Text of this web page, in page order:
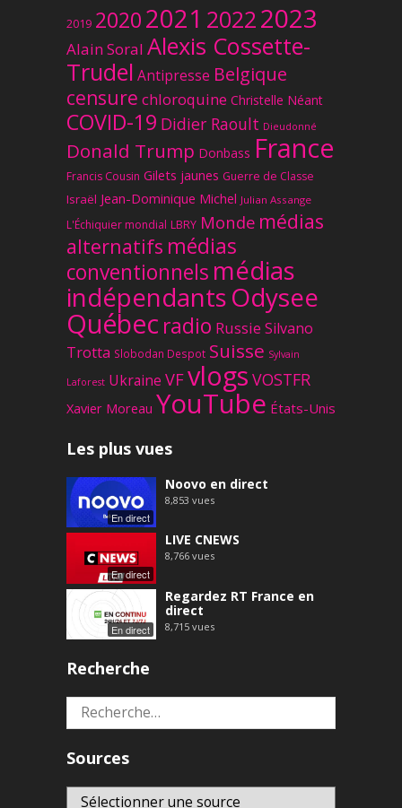
2019 20202021 20222023
Alain Soral Alexis Cossette-
Trudel Antipresse Belgique
censure chloroquine Christelle Néant
COVID-19 Didier Raoult Dieudonné
Donald Trump Donbass France
Francis Cousin Gilets jaunes Guerre de Classe
Israël Jean-Dominique Michel Julian Assange
L'Échiquier mondial LBRY Monde médias
alternatifs médias
conventionnels médias
indépendantsOdysee
Québec radio Russie Silvano
Trotta Slobodan Despot Suisse Sylvain
Laforest Ukraine VFvlogs VOSTFR
Xavier Moreau YouTube États-Unis
Les plus vues
En direct
Noovo en direct
8,853 vues
En direct
LIVE CNEWS
8,766 vues
En direct
Regardez RT France en
direct
8,715 vues
Recherche
Rechercher :
Sources